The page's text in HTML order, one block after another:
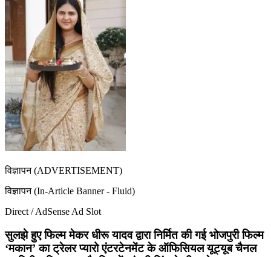
विज्ञापन (ADVERTISEMENT)
विज्ञापन (In-Article Banner - Fluid)
Direct / AdSense Ad Slot
सुलझे हुए फिल्म मेकर धीरू यादव द्वारा निर्मित की गई भोजपुरी फिल्म
‘मकान’ का ट्रेलर प्यारो एंटरटेनमेंट के ऑफिसियल यूट्यूब चैनल